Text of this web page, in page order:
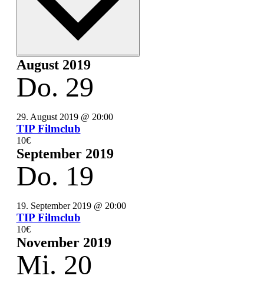
August 2019
Do. 29
29. August 2019 @ 20:00
TIP Filmclub
10€
September 2019
Do. 19
19. September 2019 @ 20:00
TIP Filmclub
10€
November 2019
Mi. 20